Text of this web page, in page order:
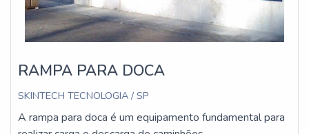
RAMPA PARA DOCA
SKINTECH TECNOLOGIA / SP
A rampa para doca é um equipamento fundamental para